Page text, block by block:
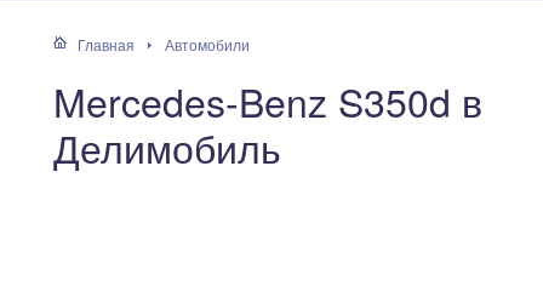
Главная Автомобили
Mercedes-Benz S350d в
Делимобиль